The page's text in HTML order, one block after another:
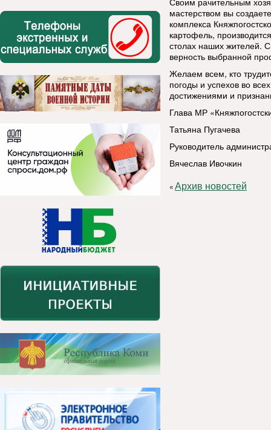
мастерством вы
комплекса
картофель,
столах наших жителей.
верность выбранной
Желаем всем, кто
погоды и успехов во
достижениями и
Глава МР
Татьяна Пугачева
Руководитель
Вячеслав Ивочкин
«Архив новостей